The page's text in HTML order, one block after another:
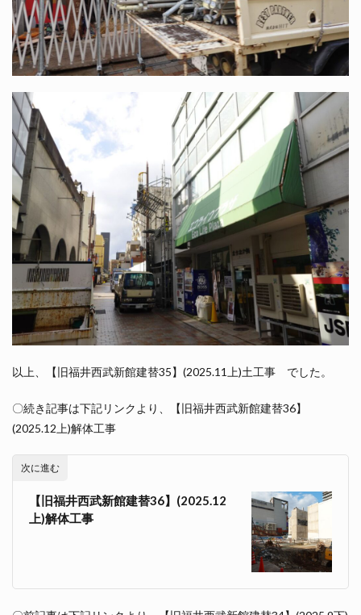
以上、【旧福井西武新館建替35】(2025.11上)土工事 でした。
〇続き記事は下記リンクより、【旧福井西武新館建替36】
(2025.12上)解体工事
次に進む
【旧福井西武新館建替36】(2025.12
上)解体工事